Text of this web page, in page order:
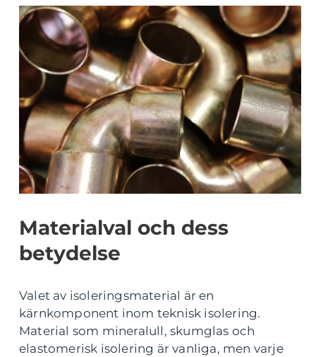
Materialval och dess
betydelse
Valet av isoleringsmaterial är en
kärnkomponent inom teknisk isolering.
Material som mineralull, skumglas och
elastomerisk isolering är vanliga, men varje